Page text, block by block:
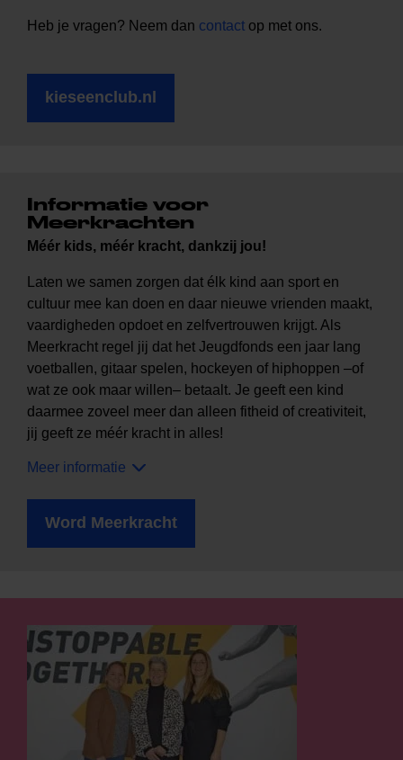
Heb je vragen? Neem dan contact op met ons.
kieseenclub.nl
Informatie voor
Meerkrachten
Méér kids, méér kracht, dankzij jou!
Laten we samen zorgen dat élk kind aan sport en
cultuur mee kan doen en daar nieuwe vrienden maakt,
vaardigheden opdoet en zelfvertrouwen krijgt. Als
Meerkracht regel jij dat het Jeugdfonds een jaar lang
voetballen, gitaar spelen, hockeyen of hiphoppen –of
wat ze ook maar willen– betaalt. Je geeft een kind
daarmee zoveel meer dan alleen fitheid of creativiteit,
jij geeft ze méér kracht in alles!
Meer informatie
Word Meerkracht